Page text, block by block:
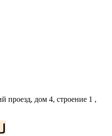
проезд, дом 4, строение 1 ,